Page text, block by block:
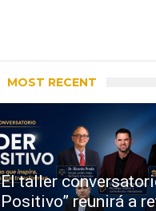
MOST RECENT
El taller
Positivo” reunirá a